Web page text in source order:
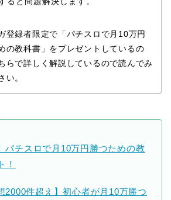
登録者限定で「パチスロで月10万円
の教科書」をプレゼントしているの
らで詳しく解説しているので読んでみ
い。
パチスロで月10万円勝つための教
！
2000件超え】初心者が月10万勝つ